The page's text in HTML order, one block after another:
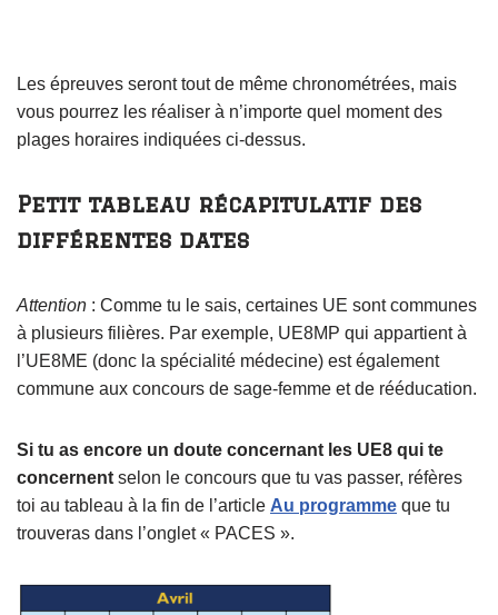
Les épreuves seront tout de même chronométrées, mais
vous pourrez les réaliser à n’importe quel moment des
plages horaires indiquées ci-dessus.
Petit tableau récapitulatif des
différentes dates
Attention : Comme tu le sais, certaines UE sont communes
à plusieurs filières. Par exemple, UE8MP qui appartient à
l’UE8ME (donc la spécialité médecine) est également
commune aux concours de sage-femme et de rééducation.
Si tu as encore un doute concernant les UE8 qui te
concernent selon le concours que tu vas passer, réfères
toi au tableau à la fin de l’article Au programme que tu
trouveras dans l’onglet « PACES ».